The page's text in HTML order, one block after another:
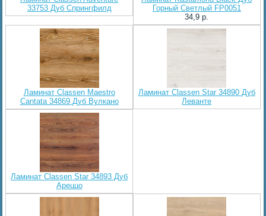
33753 Дуб Спрингфилд
Горный Светлый FP0051
34,9 p.
Ламинат Classen Maestro
Cantata 34869 Дуб Вулкано
Ламинат Classen Star 34890 Дуб
Леванте
Ламинат Classen Star 34893 Дуб
Ареццо